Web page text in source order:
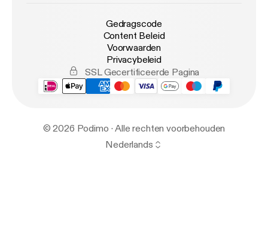
Gedragscode
Content Beleid
Voorwaarden
Privacybeleid
SSL Gecertificeerde Pagina
© 2026 Podimo · Alle rechten voorbehouden
Nederlands